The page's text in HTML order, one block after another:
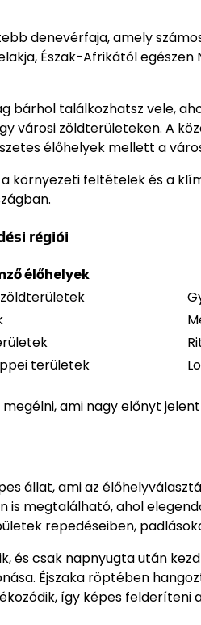
denevérfaja, amely
Észak-Afrikától
bárhol találkozhatsz vele,
városi zöldterületeken. A
élőhelyek mellett a
környezeti feltételek és a
régiói
élőhelyek
területek
ami nagy előnyt
állat, ami az
megtalálható, ahol
repedéseiben,
és csak napnyugta után
Éjszaka röptében
így képes felderíteni